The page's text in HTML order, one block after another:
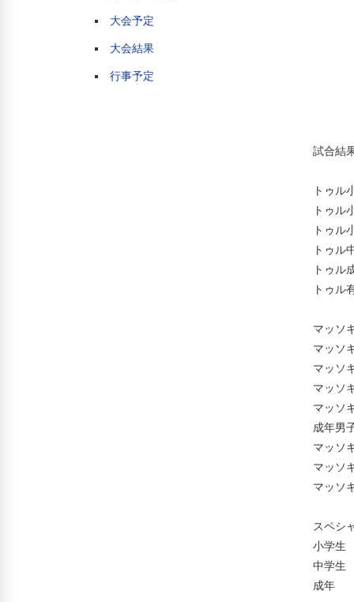
大会予定
大会結果
行事予定
試合結
トゥル小学生
トゥル小学生
トゥル小学生
トゥル中学生
トゥル成年　
トゥル有段　
マッソギ小学
マッソギ小学
マッソギ小学
マッソギ中学
マッソギ中学
成年男子軽量
マッソギ成年
マッソギ成年
マッソギ有段
スペシャル
小学生　　　
中学生　　　